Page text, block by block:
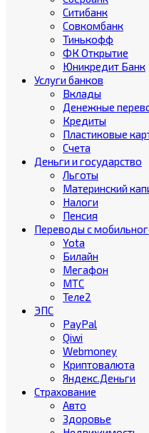
Ситибанк
Совкомбанк
Тинькофф
ФК Открытие
Юникредит Банк
Услуги банков
Вклады
Денежные
Кредиты
Пластиковые
Счета
Деньги и государство
Льготы
Материнский
Налоги
Пенсия
Переводы с
Yota
Билайн
Мегафон
МТС
Теле2
ЭПС
PayPal
Qiwi
Webmoney
Криптовалюта
Яндекс.Деньги
Страхование
Авто
Здоровье